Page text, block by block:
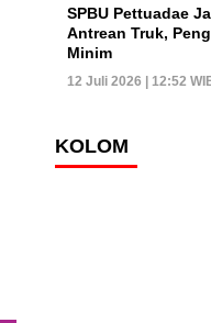
SPBU Pettuadae
Antrean Truk,
Minim
12 Juli 2026 | 12:52
KOLOM